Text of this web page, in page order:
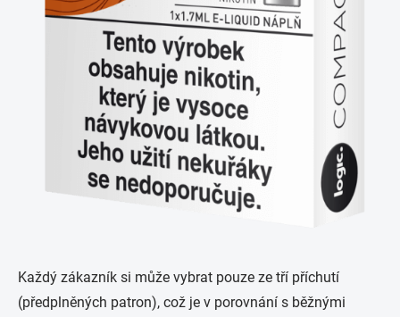
Každý zákazník si může vybrat pouze ze tří příchutí
(předplněných patron), což je v porovnání s běžnými